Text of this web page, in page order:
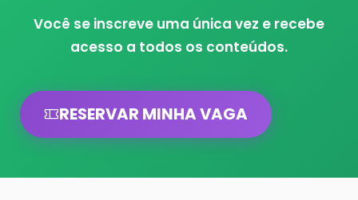
Você se inscreve uma única vez e recebe
acesso a todos os conteúdos.
RESERVAR MINHA VAGA